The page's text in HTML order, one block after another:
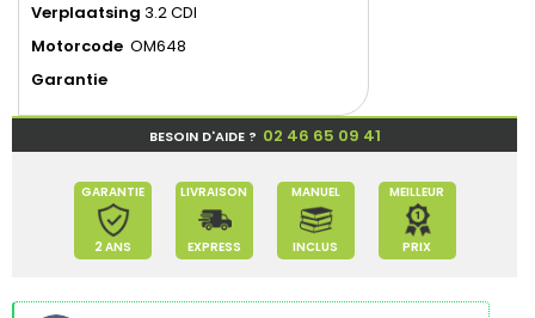
Verplaatsing 3.2 CDI
Motorcode OM648
Garantie
BESOIN D'AIDE ? 02 46 65 09 41
GARANTIE
2 ANS
LIVRAISON
EXPRESS
MANUEL
INCLUS
MEILLEUR
PRIX